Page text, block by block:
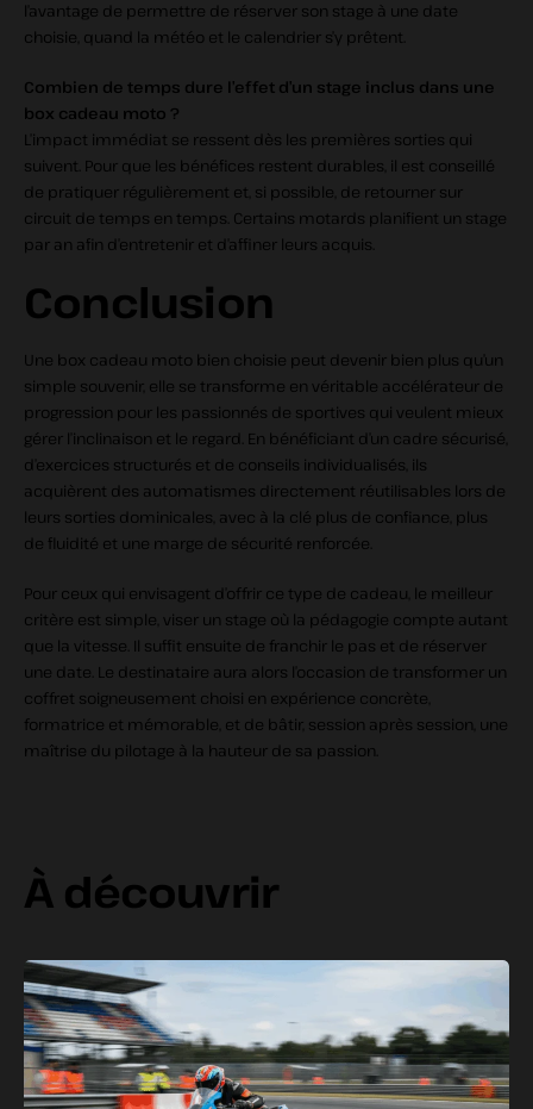
l’avantage de permettre de réserver son stage à une date
choisie, quand la météo et le calendrier s’y prêtent.
Combien de temps dure l’effet d’un stage inclus dans une
box cadeau moto ?
L’impact immédiat se ressent dès les premières sorties qui
suivent. Pour que les bénéfices restent durables, il est conseillé
de pratiquer régulièrement et, si possible, de retourner sur
circuit de temps en temps. Certains motards planifient un stage
par an afin d’entretenir et d’affiner leurs acquis.
Conclusion
Une box cadeau moto bien choisie peut devenir bien plus qu’un
simple souvenir, elle se transforme en véritable accélérateur de
progression pour les passionnés de sportives qui veulent mieux
gérer l’inclinaison et le regard. En bénéficiant d’un cadre sécurisé,
d’exercices structurés et de conseils individualisés, ils
acquièrent des automatismes directement réutilisables lors de
leurs sorties dominicales, avec à la clé plus de confiance, plus
de fluidité et une marge de sécurité renforcée.
Pour ceux qui envisagent d’offrir ce type de cadeau, le meilleur
critère est simple, viser un stage où la pédagogie compte autant
que la vitesse. Il suffit ensuite de franchir le pas et de réserver
une date. Le destinataire aura alors l’occasion de transformer un
coffret soigneusement choisi en expérience concrète,
formatrice et mémorable, et de bâtir, session après session, une
maîtrise du pilotage à la hauteur de sa passion.
À découvrir